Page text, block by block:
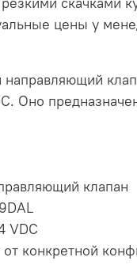
цены у
направляющий
Оно
клапан
VDC
конкретной